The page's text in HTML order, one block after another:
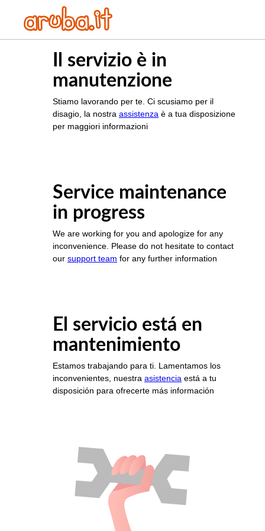
Il servizio è in
manutenzione
Stiamo lavorando per te. Ci scusiamo per il
disagio, la nostra assistenza è a tua disposizione
per maggiori informazioni
Service maintenance
in progress
We are working for you and apologize for any
inconvenience. Please do not hesitate to contact
our support team for any further information
El servicio está en
mantenimiento
Estamos trabajando para ti. Lamentamos los
inconvenientes, nuestra asistencia está a tu
disposición para ofrecerte más información